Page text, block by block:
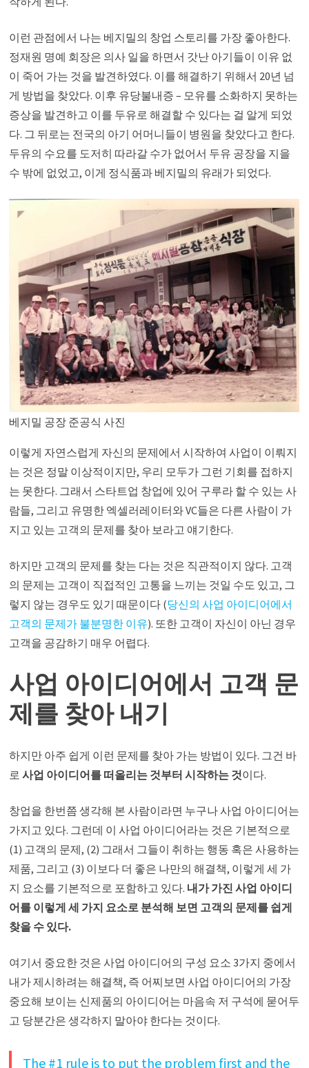
이런 관점에서 나는 베지밀의 창업 스토리를 가장 좋아한다.
정재원 명예 회장은 의사 일을 하면서 갓난 아기들이 이유 없
이 죽어 가는 것을 발견하였다. 이를 해결하기 위해서 20년 넘
게 방법을 찾았다. 이후 유당불내증 – 모유를 소화하지 못하는
증상을 발견하고 이를 두유로 해결할 수 있다는 걸 알게 되었
다. 그 뒤로는 전국의 아기 어머니들이 병원을 찾았다고 한다.
두유의 수요를 도저히 따라갈 수가 없어서 두유 공장을 지을
수 밖에 없었고, 이게 정식품과 베지밀의 유래가 되었다.
베지밀 공장 준공식 사진
이렇게 자연스럽게 자신의 문제에서 시작하여 사업이 이뤄지
는 것은 정말 이상적이지만, 우리 모두가 그런 기회를 접하지
는 못한다. 그래서 스타트업 창업에 있어 구루라 할 수 있는 사
람들, 그리고 유명한 엑셀러레이터와 VC들은 다른 사람이 가
지고 있는 고객의 문제를 찾아 보라고 얘기한다.
하지만 고객의 문제를 찾는 다는 것은 직관적이지 않다. 고객
의 문제는 고객이 직접적인 고통을 느끼는 것일 수도 있고, 그
렇지 않는 경우도 있기 때문이다 (당신의 사업 아이디어에서
고객의 문제가 불분명한 이유). 또한 고객이 자신이 아닌 경우
고객을 공감하기 매우 어렵다.
사업 아이디어에서 고객 문
제를 찾아 내기
하지만 아주 쉽게 이런 문제를 찾아 가는 방법이 있다. 그건 바
로사업 아이디어를 떠올리는 것부터 시작하는 것이다.
창업을 한번쯤 생각해 본 사람이라면 누구나 사업 아이디어는
가지고 있다. 그런데 이 사업 아이디어라는 것은 기본적으로
(1) 고객의 문제, (2) 그래서 그들이 취하는 행동 혹은 사용하는
제품, 그리고 (3) 이보다 더 좋은 나만의 해결책, 이렇게 세 가
지 요소를 기본적으로 포함하고 있다. 내가 가진 사업 아이디
어를 이렇게 세 가지 요소로 분석해 보면 고객의 문제를 쉽게
찾을 수 있다.
여기서 중요한 것은 사업 아이디어의 구성 요소 3가지 중에서
내가 제시하려는 해결책, 즉 어찌보면 사업 아이디어의 가장
중요해 보이는 신제품의 아이디어는 마음속 저 구석에 묻어두
고 당분간은 생각하지 말아야 한다는 것이다.
The #1 rule is to put the problem first and the